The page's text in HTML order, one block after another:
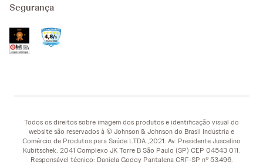
Segurança
Todos os direitos sobre imagem dos produtos e identificação visual do
website são reservados à © Johnson & Johnson do Brasil Indústria e
Comércio de Produtos para Saúde LTDA.,2021. Av. Presidente Juscelino
Kubitschek, 2041 Complexo JK Torre B São Paulo (SP) CEP 04543 011.
Responsável técnico: Daniela Godoy Pantalena CRF-SP nº 53.496.